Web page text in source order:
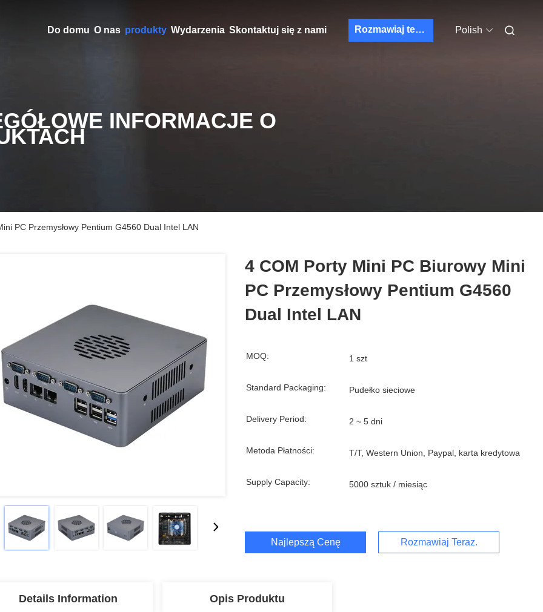
Do domu O nas produkty Wydarzenia Skontaktuj się z nami Rozmawiaj teraz. Polish
INFORMACJE O
PC Przemysłowy Pentium G4560 Dual Intel LAN
4 COM Porty Mini PC Biurowy Mini
PC Przemysłowy Pentium G4560
Dual Intel LAN
MOQ: 1 szt
Standard Packaging: Pudełko sieciowe
Delivery Period: 2 ~ 5 dni
Metoda Płatności: T/T, Western Union, Paypal, karta kredytowa
Supply Capacity: 5000 sztuk / miesiąc
Najlepszą Cenę Rozmawiaj Teraz.
Details Information Opis Produktu